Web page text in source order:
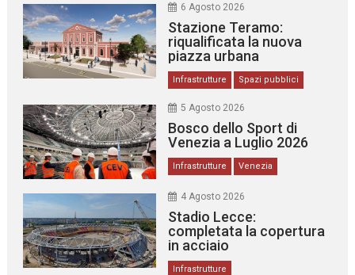
6 Agosto 2026
Stazione Teramo:
riqualificata la nuova
piazza urbana
Infrastrutture Spazi pubblici
5 Agosto 2026
Bosco dello Sport di
Venezia a Luglio 2026
Infrastrutture Venezia
4 Agosto 2026
Stadio Lecce:
completata la copertura
in acciaio
Infrastrutture